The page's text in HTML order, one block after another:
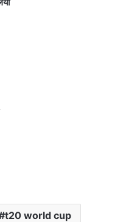
t20 world cup